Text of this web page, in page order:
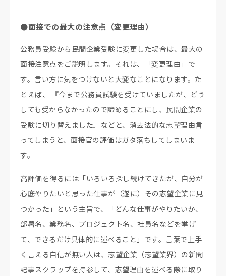
●面接での最大の注意点（変更理由）
公務員受験から民間企業受験に変更した場合は、最大の
面接注意点をご説明します。それは、「変更理由」で
す。言い方に気をつけないと大変なことになります。た
とえば、 『今まで公務員試験を受けていましたが、どう
しても受からなかったので諦めることにし、民間企業の
受験に切り替えました』などと、消去法的な志望理由言
ってしまうと、面接官の評価はガタ落ちしてしまいま
す。
高評価を得るには「いろいろ探し続けてきたが、自分が
心底やりたいと思った仕事が（遂に）その志望企業に見
つかった」という主旨で、「どんな仕事がやりたいか、
部署名、業務名、プロジェクト名、社員名などを挙げ
て、できるだけ具体的に述べること」です。言葉で上手
く言える自信が無い人は、志望企業（志望業界）の新聞
記事スクラップを持参して、志望理由を述べる際に取り